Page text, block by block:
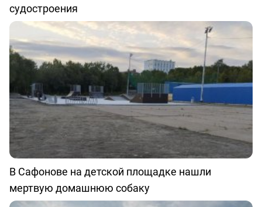
судостроения
В Сафонове на детской площадке нашли
мертвую домашнюю собаку